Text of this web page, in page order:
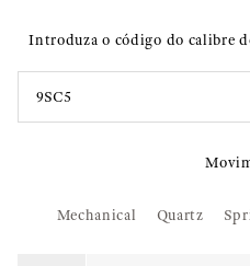
Introduza o código do calibre
Mechanical Quartz